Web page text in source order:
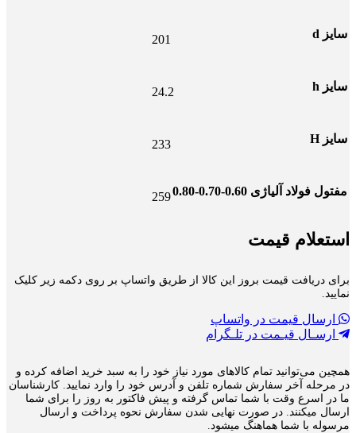
سایز d 201
سایز h 24.2
سایز H 233
مفتول فولاد آلیاژی 0.60-0.70-0.80 259
استعلام قیمت
برای دریافت قیمت بروز این کالا از طریق واتساپ بر روی دکمه زیر کلیک
نمایید.
ارسال قیمت در واتساپ
ارسـال قیـمت در تلـگرام
همچین می‌توانید تمام کالاهای مورد نیاز خود را به سبد خرید اضافه کرده و
در مرحله آخر سفارش شماره تلفن و آدرس خود را وارد نمایید. کارشناسان
ما در اسرع وقت با شما تماس گرفته و پیش فاکتور به روز را برای شما
ارسال میکنند. در صورت نهایی شدن سفارش نحوه پرداخت و ارسال
مرسوله با شما هماهنگ میشود.